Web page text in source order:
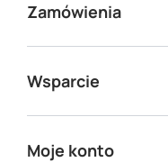
Zamówienia
Wsparcie
Moje konto